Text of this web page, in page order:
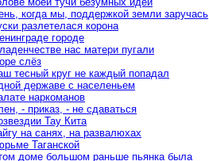
когда мы, поддержкой земли заручась
разлетелася корона
городе
нас матери пугали
слёз
тесный круг не каждый попадал
державе с населеньем
наркоманов
- приказ, - не сдаваться
Тау Кита
на санях, на развалюхах
Таганской
доме большом раньше пьянка была